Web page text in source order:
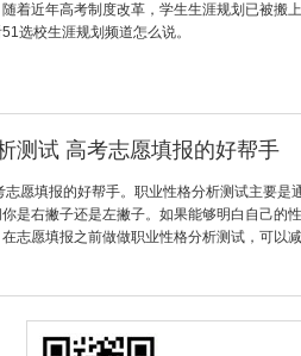
着近年高考制度改革，学生生涯规划已被搬
选校生涯规划频道怎么说。
测试 高考志愿填报的好帮手
志愿填报的好帮手。职业性格分析测试主要是
是右撇子还是左撇子。如果能够明白自己的
志愿填报之前做做职业性格分析测试，可以减